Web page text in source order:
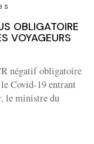
OBLIGATOIRE
VOYAGEURS
négatif obligatoire
Covid-19 entrant
le ministre du